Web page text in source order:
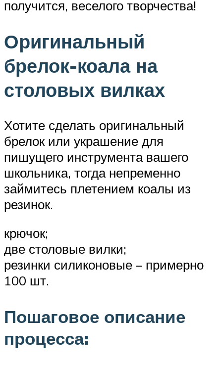
получится, веселого творчества!
Оригинальный
брелок-коала на
столовых вилках
Хотите сделать оригинальный
брелок или украшение для
пишущего инструмента вашего
школьника, тогда непременно
займитесь плетением коалы из
резинок.
крючок;
две столовые вилки;
резинки силиконовые – примерно
100 шт.
Пошаговое описание
процесса: